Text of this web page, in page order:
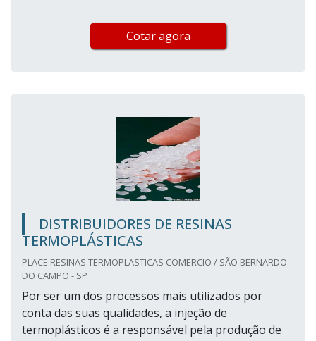
Cotar agora
DISTRIBUIDORES DE RESINAS
TERMOPLÁSTICAS
PLACE RESINAS TERMOPLASTICAS COMERCIO / SÃO BERNARDO
DO CAMPO - SP
Por ser um dos processos mais utilizados por
conta das suas qualidades, a injeção de
termoplásticos é a responsável pela produção de